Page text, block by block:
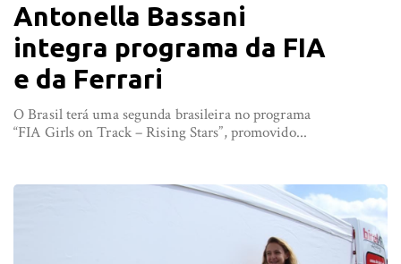
Antonella Bassani
integra programa da FIA
e da Ferrari
O Brasil terá uma segunda brasileira no programa
“FIA Girls on Track – Rising Stars”, promovido...